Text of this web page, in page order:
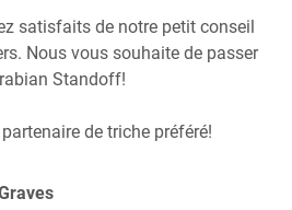
satisfaits de notre petit conseil
Nous vous souhaite de passer
Standoff!
de triche préféré!